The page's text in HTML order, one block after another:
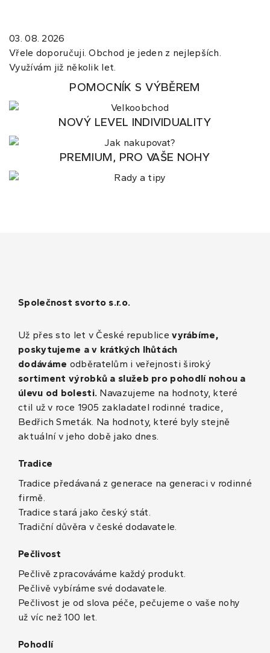
03. 08. 2026
Vřele doporučuji. Obchod je jeden z nejlepších.
Využívám již několik let.
POMOCNÍK S VÝBĚREM
NOVÝ LEVEL INDIVIDUALITY
PREMIUM, PRO VAŠE NOHY
Společnost svorto s.r.o.
Už přes sto let v České republicevyrábíme,
poskytujeme a v krátkých lhůtách
dodáváme odběratelům i veřejnosti široký
sortiment výrobků a služeb pro pohodlí nohou a
úlevu od bolesti. Navazujeme na hodnoty, které
ctil už v roce 1905 zakladatel rodinné tradice,
Bedřich Smeták. Na hodnoty, které byly stejně
aktuální v jeho době jako dnes.
Tradice
Tradice předávaná z generace na generaci v rodinné
firmě.
Tradice stará jako český stát.
Tradiční důvěra v české dodavatele.
Pečlivost
Pečlivě zpracováváme každý produkt.
Pečlivě vybíráme své dodavatele.
Pečlivost je od slova péče, pečujeme o vaše nohy
už víc než 100 let.
Pohodlí